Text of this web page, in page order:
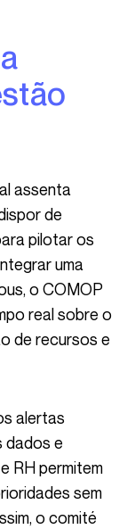
de
pilotar os
uma
o COMOP
real sobre o
de recursos e
dados e
RH permitem
sem
o comité